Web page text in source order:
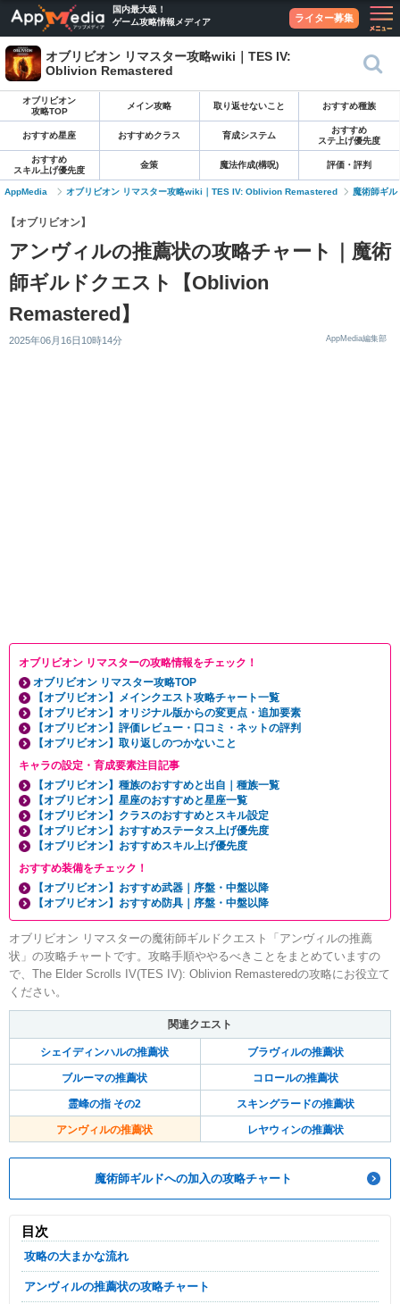
国内最大級！
ゲーム攻略情報メディア
ライター募集
オブリビオン リマスター攻略wiki｜TES IV:
Oblivion Remastered
オブリビオン
攻略TOP
メイン攻略 取り返せないこと おすすめ種族
おすすめ星座 おすすめクラス 育成システム
おすすめ
ステ上げ優先度
おすすめ
スキル上げ優先度
金策 魔法作成(構呪) 評価・評判
AppMedia オブリビオン リマスター攻略wiki｜TES IV: Oblivion Remastered 魔術師ギル
【オブリビオン】
アンヴィルの推薦状の攻略チャート｜魔術
師ギルドクエスト【Oblivion
Remastered】
2025年06月16日10時14分 AppMedia編集部
オブリビオン リマスターの攻略情報をチェック！
オブリビオン リマスター攻略TOP
【オブリビオン】メインクエスト攻略チャート一覧
【オブリビオン】オリジナル版からの変更点・追加要素
【オブリビオン】評価レビュー・口コミ・ネットの評判
【オブリビオン】取り返しのつかないこと
キャラの設定・育成要素注目記事
【オブリビオン】種族のおすすめと出自｜種族一覧
【オブリビオン】星座のおすすめと星座一覧
【オブリビオン】クラスのおすすめとスキル設定
【オブリビオン】おすすめステータス上げ優先度
【オブリビオン】おすすめスキル上げ優先度
おすすめ装備をチェック！
【オブリビオン】おすすめ武器｜序盤・中盤以降
【オブリビオン】おすすめ防具｜序盤・中盤以降
オブリビオン リマスターの魔術師ギルドクエスト「アンヴィルの推薦
状」の攻略チャートです。攻略手順ややるべきことをまとめていますの
で、The Elder Scrolls IV(TES IV): Oblivion Remasteredの攻略にお役立て
ください。
関連クエスト
シェイディンハルの推薦状 ブラヴィルの推薦状
ブルーマの推薦状 コロールの推薦状
霊峰の指 その2 スキングラードの推薦状
アンヴィルの推薦状 レヤウィンの推薦状
魔術師ギルドへの加入の攻略チャート
目次
攻略の大まかな流れ
アンヴィルの推薦状の攻略チャート